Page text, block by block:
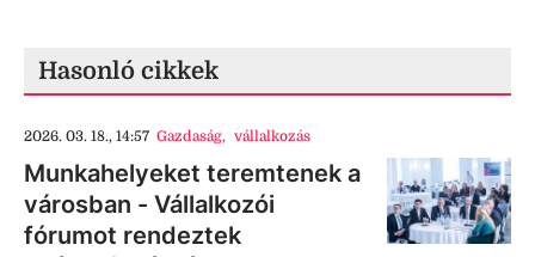
Hasonló cikkek
2026. 03. 18., 14:57 Gazdaság, vállalkozás
Munkahelyeket teremtenek a
városban - Vállalkozói
fórumot rendeztek